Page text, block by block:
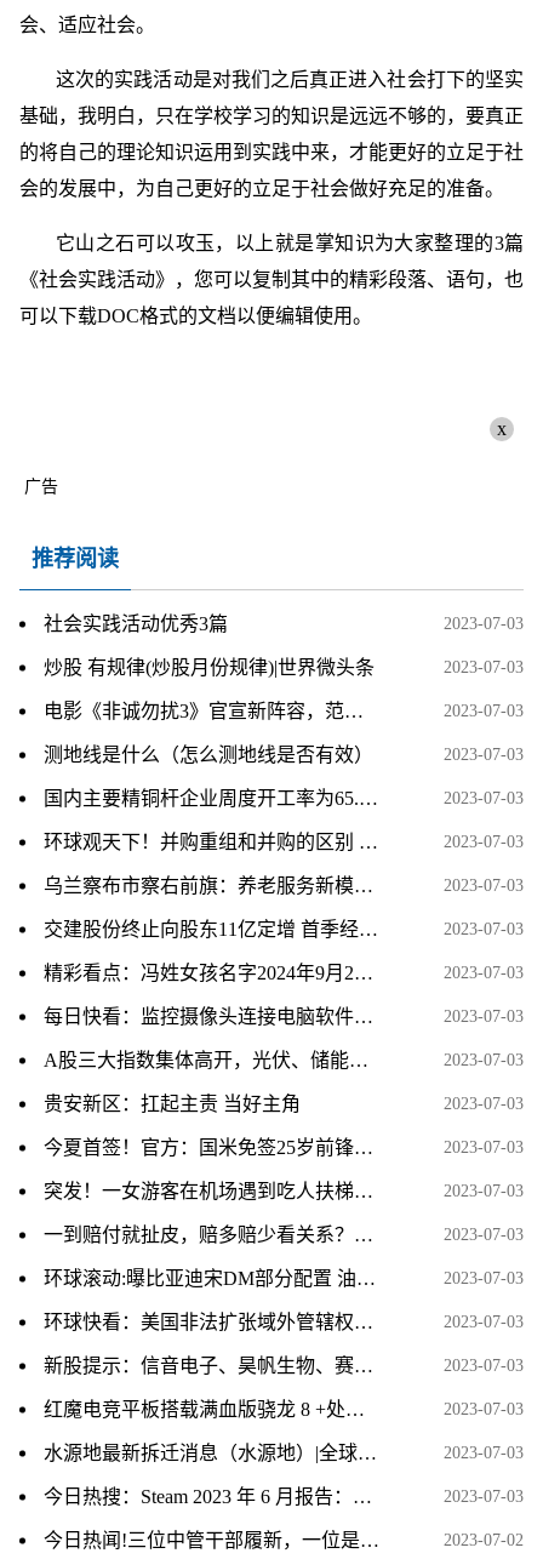
会、适应社会。
这次的实践活动是对我们之后真正进入社会打下的坚实
基础，我明白，只在学校学习的知识是远远不够的，要真正
的将自己的理论知识运用到实践中来，才能更好的立足于社
会的发展中，为自己更好的立足于社会做好充足的准备。
它山之石可以攻玉，以上就是掌知识为大家整理的3篇
《社会实践活动》，您可以复制其中的精彩段落、语句，也
可以下载DOC格式的文档以便编辑使用。
x
广告
推荐阅读
社会实践活动优秀3篇 2023-07-03
炒股 有规律(炒股月份规律)|世界微头条 2023-07-03
电影《非诚勿扰3》官宣新阵容，范伟回归，虞书欣加盟 2023-07-03
测地线是什么（怎么测地线是否有效） 2023-07-03
国内主要精铜杆企业周度开工率为65.2% 环比回升2.52个百分点 2023-07-03
环球观天下！并购重组和并购的区别 并购重组是什么意思 2023-07-03
乌兰察布市察右前旗：养老服务新模式 托起幸福“夕阳红” 2023-07-03
交建股份终止向股东11亿定增 首季经营现金净额-5亿 每日速讯 2023-07-03
精彩看点：冯姓女孩名字2024年9月27日出生的生辰八字五行查询 2023-07-03
每日快看：监控摄像头连接电脑软件_监控摄像头连接电脑 2023-07-03
A股三大指数集体高开，光伏、储能走强，汽车股上冲，AI概念股大幅跳水 2023-07-03
贵安新区：扛起主责 当好主角 2023-07-03
今夏首签！官方：国米免签25岁前锋马库斯-图拉姆|每日快讯 2023-07-03
突发！一女游客在机场遇到吃人扶梯，要面临终生残疾，细节曝出|快消息 2023-07-03
一到赔付就扯皮，赔多赔少看关系？种粮保险需要更“保险” 新资讯 2023-07-03
环球滚动:曝比亚迪宋DM部分配置 油耗仅1.4L/100km 2023-07-03
环球快看：美国非法扩张域外管辖权严重扰乱国际秩序 2023-07-03
新股提示：信音电子、昊帆生物、赛维时代、豪声电子今日申购 2023-07-03
红魔电竞平板搭载满血版骁龙 8 +处理器 2023-07-03
水源地最新拆迁消息（水源地）|全球热推荐 2023-07-03
今日热搜：Steam 2023 年 6 月报告：微软 Win11 份额涨至 35.75% 创新高 2023-07-03
今日热闻!三位中管干部履新，一位是中央委员，一位跨省任省级党委常委！ 2023-07-02